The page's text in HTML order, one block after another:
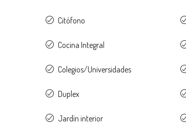
Citófono
Cocina Integral
Colegios/Universidades
Duplex
Jardín interior